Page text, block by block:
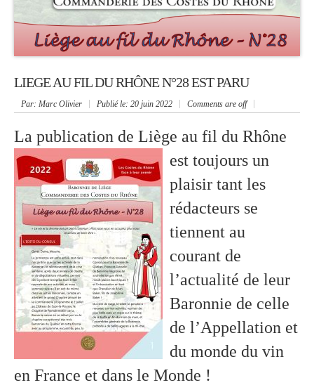
LIEGE AU FIL DU RHÔNE N°28 EST PARU
Par: Marc Olivier Publié le: 20 juin 2022 Comments are off
La publication de Liège au fil du Rhône
est toujours un
plaisir tant les
rédacteurs se
tiennent au
courant de
l’actualité de leur
Baronnie de celle
de l’Appellation et
du monde du vin
en France et dans le Monde !